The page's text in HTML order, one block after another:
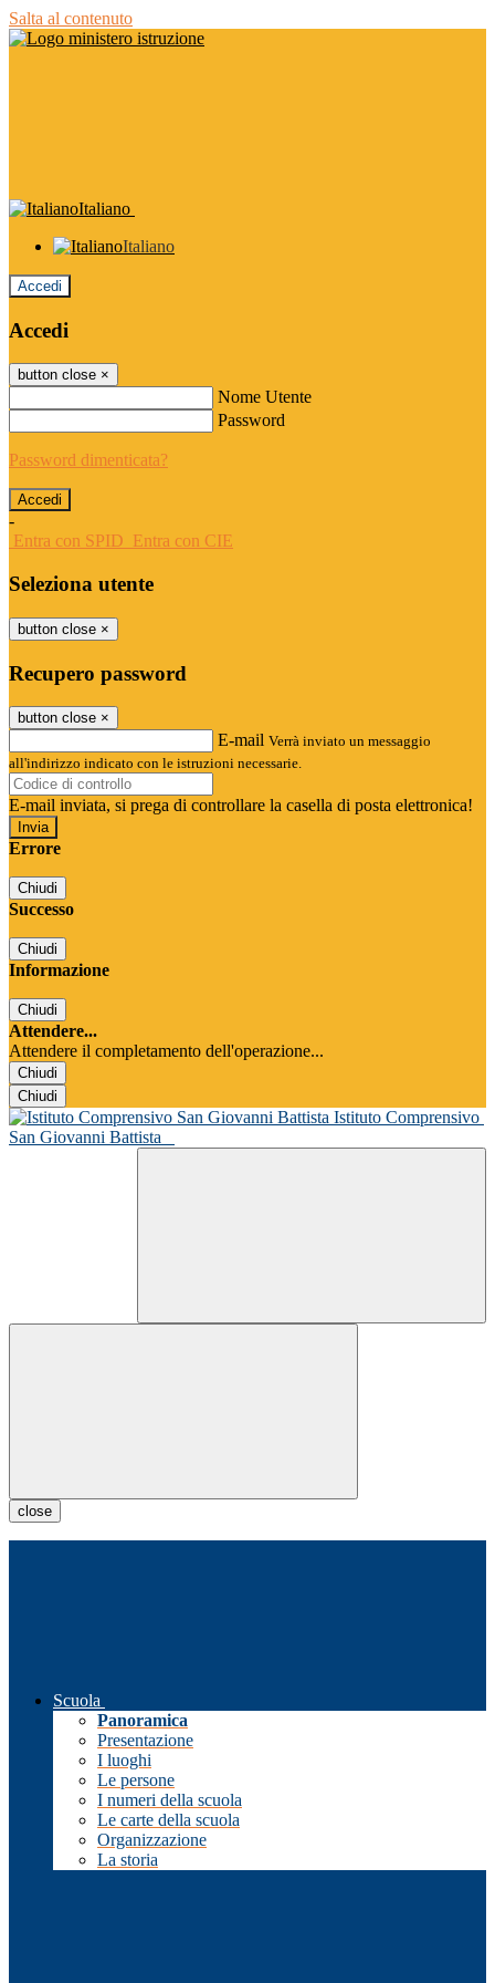
Salta al contenuto
Italiano
Italiano
Accedi
Accedi
button close ×
Nome Utente
Password
Password dimenticata?
-
Entra con SPID Entra con CIE
Seleziona utente
button close ×
Recupero password
button close ×
E-mail Verrà inviato un messaggio
all'indirizzo indicato con le istruzioni necessarie.
E-mail inviata, si prega di controllare la casella di posta elettronica!
Errore
Chiudi
Successo
Chiudi
Informazione
Chiudi
Attendere...
Attendere il completamento dell'operazione...
Chiudi
Chiudi
Istituto Comprensivo
San Giovanni Battista
close
Scuola
Panoramica
Presentazione
I luoghi
Le persone
I numeri della scuola
Le carte della scuola
Organizzazione
La storia